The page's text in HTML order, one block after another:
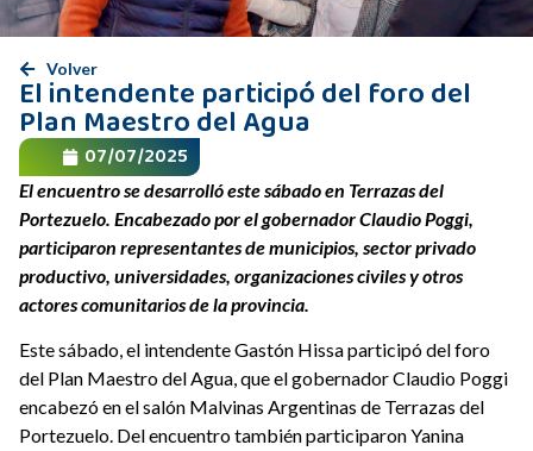
Volver
El intendente participó del foro del
Plan Maestro del Agua
07/07/2025
El encuentro se desarrolló este sábado en Terrazas del
Portezuelo. Encabezado por el gobernador Claudio Poggi,
participaron representantes de municipios, sector privado
productivo, universidades, organizaciones civiles y otros
actores comunitarios de la provincia.
Este sábado, el intendente Gastón Hissa participó del foro
del Plan Maestro del Agua, que el gobernador Claudio Poggi
encabezó en el salón Malvinas Argentinas de Terrazas del
Portezuelo. Del encuentro también participaron Yanina